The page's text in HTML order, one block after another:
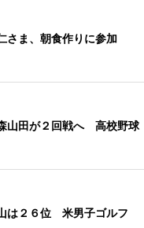
さま、朝食作りに参加
山田が２回戦へ 高校野球
は２６位 米男子ゴルフ